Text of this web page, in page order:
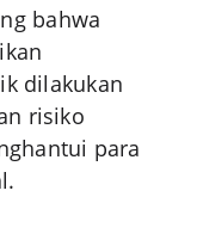
bahwa
dilakukan
risiko
para